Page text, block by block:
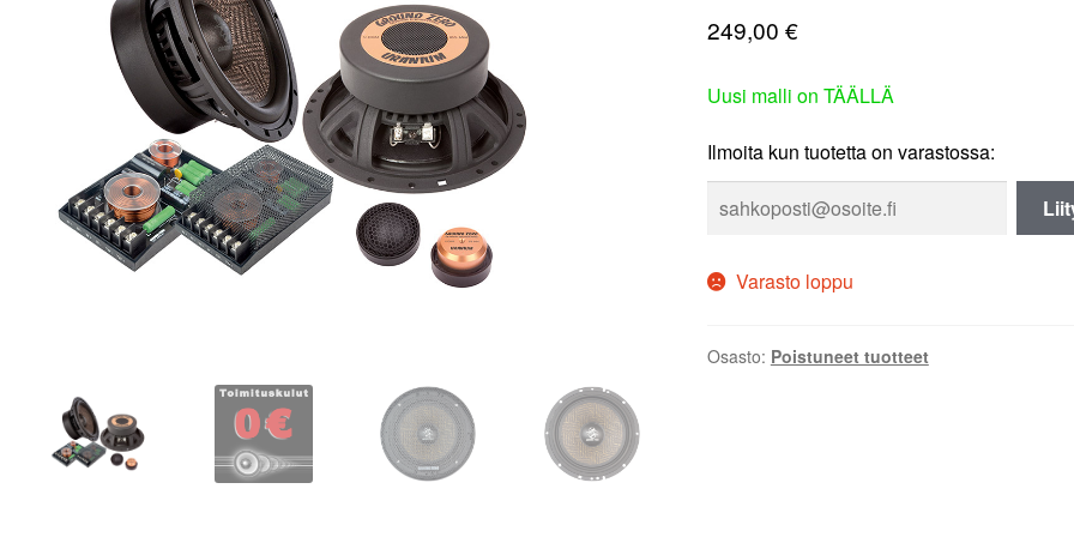
249,00 €
Uusi malli on TÄÄLLÄ
Ilmoita kun tuotetta on varastossa:
Varasto loppu
Osasto: Poistuneet tuotteet